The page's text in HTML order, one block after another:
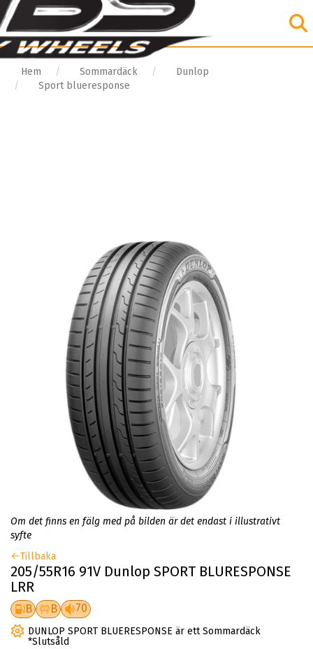
Hem Sommardäck
Dunlop
Sport blueresponse
Om det finns en fälg med på bilden är det endast i illustrativt
syfte
Tillbaka
205/55R16 91V Dunlop SPORT BLURESPONSE
LRR
B B 70
DUNLOP SPORT BLUERESPONSE är ett Sommardäck
*Slutsåld